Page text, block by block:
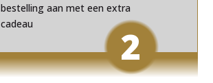
bestelling aan met een extra
cadeau
2